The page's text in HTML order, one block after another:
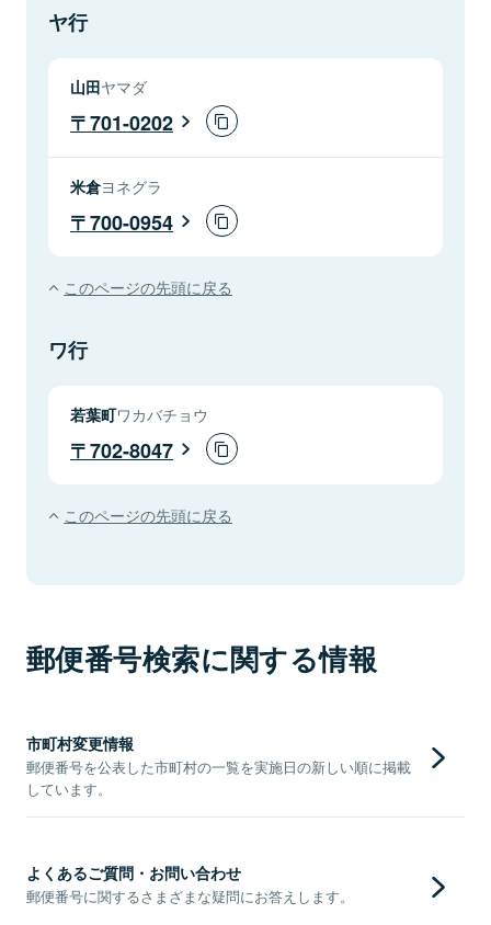
ヤ行
山田ヤマダ
701-0202
米倉ヨネグラ
700-0954
このページの先頭に戻る
ワ行
若葉町ワカバチョウ
702-8047
このページの先頭に戻る
郵便番号検索に関する情報
市町村変更情報
郵便番号を公表した市町村の一覧を実施日の新しい順に掲載
しています。
よくあるご質問・お問い合わせ
郵便番号に関するさまざまな疑問にお答えします。